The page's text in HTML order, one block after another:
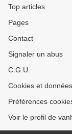
Top articles
Pages
Contact
Signaler un abus
C.G.U.
Cookies et
Préférences
Voir le profil de